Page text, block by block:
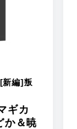
新編]叛
ギカ
か＆暁